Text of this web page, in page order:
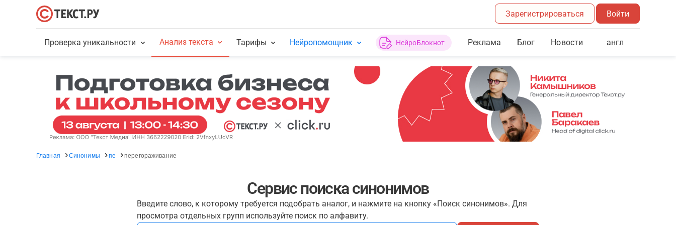
Зарегистрироваться Войти
Проверка уникальности Анализ текста Тарифы Нейропомощник НейроБлокнот Реклама Блог Новости англ
Главная Синонимы пе перегораживание
Сервис поиска синонимов
Введите слово, к которому требуется подобрать аналог, и нажмите на кнопку «Поиск синонимов». Для
просмотра отдельных групп используйте поиск по алфавиту.